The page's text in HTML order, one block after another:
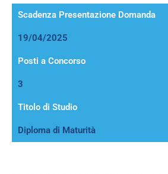
Scadenza Presentazione Domanda
19/04/2025
Posti a Concorso
3
Titolo di Studio
Diploma di Maturità